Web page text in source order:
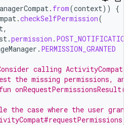
. from(context))
{
.checkSelfPermission(
,
.permission .
. PERMISSION_GRANTED
calling
the missing permissions,
the case where the user